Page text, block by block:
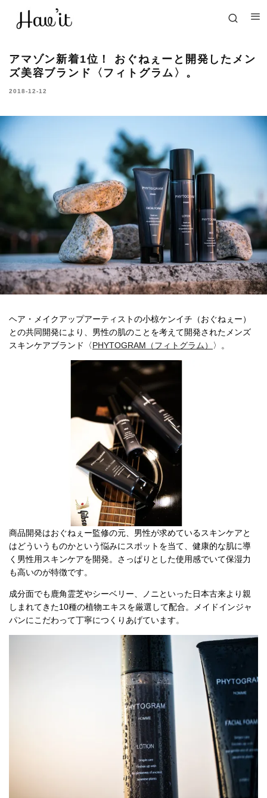
アマゾン新着1位！ おぐねぇーと開発したメン
ズ美容ブランド〈フィトグラム〉。
2018-12-12
ヘア・メイクアップアーティストの小椋ケンイチ（おぐねぇー）
との共同開発により、男性の肌のことを考えて開発されたメンズ
スキンケアブランド〈PHYTOGRAM（フィトグラム） 〉。
商品開発はおぐねぇー監修の元、男性が求めているスキンケアと
はどういうものかという悩みにスポットを当て、健康的な肌に導
く男性用スキンケアを開発。さっぱりとした使用感でいて保湿力
も高いのが特徴です。
成分面でも鹿角霊芝やシーベリー、ノニといった日本古来より親
しまれてきた10種の植物エキスを厳選して配合。メイドインジャ
パンにこだわって丁寧につくりあげています。